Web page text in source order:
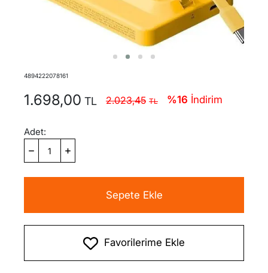
4894222078161
1.698,00 2.023,45 %16 İndirim
Adet:
Sepete Ekle
Favorilerime Ekle